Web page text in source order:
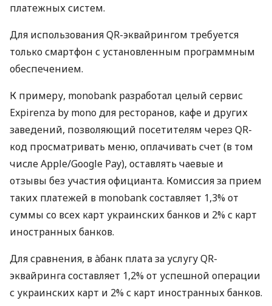
платежных систем.
Для использования QR-эквайрингом требуется
только смартфон с установленным программным
обеспечением.
К примеру, monobank разработал целый сервис
Expirenza by mono для ресторанов, кафе и других
заведений, позволяющий посетителям через QR-
код просматривать меню, оплачивать счет (в том
числе Apple/Google Pay), оставлять чаевые и
отзывы без участия официанта. Комиссия за прием
таких платежей в monobank составляет 1,3% от
суммы со всех карт украинских банков и 2% с карт
иностранных банков.
Для сравнения, в àбанк плата за услугу QR-
эквайринга составляет 1,2% от успешной операции
с украинских карт и 2% с карт иностранных банков.